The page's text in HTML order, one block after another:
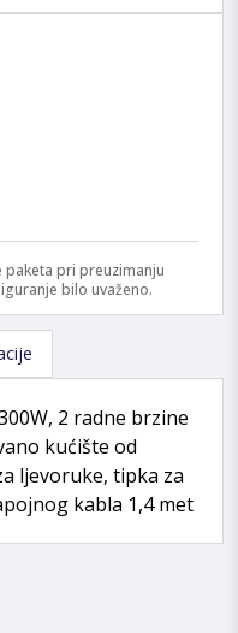
paketa pri preuzimanju
bilo uvaženo.
2 radne brzine
kućište od
ljevoruke, tipka za
kabla 1,4 met